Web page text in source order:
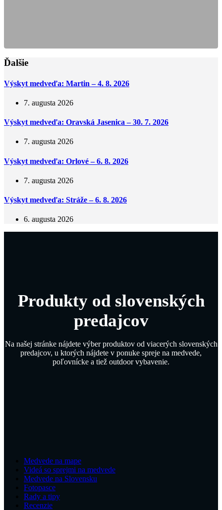
Ďalšie
Výskyt medveďa: Martin – 4. 8. 2026
7. augusta 2026
Výskyt medveďa: Oravská Jasenica – 30. 7. 2026
7. augusta 2026
Výskyt medveďa: Orlové – 6. 8. 2026
7. augusta 2026
Výskyt medveďa: Stráže – 6. 8. 2026
6. augusta 2026
Produkty od slovenských
predajcov
Na našej stránke nájdete výber produktov od viacerých slovenských
predajcov, u ktorých nájdete v ponuke spreje na medvede,
poľovnícke a tiež outdoor vybavenie.
Medvede na mape
Videá so sprejmi na medvede
Medvede na Slovensku
Fotopasce
Rady a tipy
Recenzie